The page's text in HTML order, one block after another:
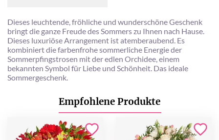
Dieses leuchtende, fröhliche und wunderschöne Geschenk
bringt die ganze Freude des Sommers zu Ihnen nach Hause.
Dieses luxuriöse Arrangement ist atemberaubend. Es
kombiniert die farbenfrohe sommerliche Energie der
Sommerpfingstrosen mit der edlen Orchidee, einem
bekannten Symbol für Liebe und Schönheit. Das ideale
Sommergeschenk.
Empfohlene Produkte